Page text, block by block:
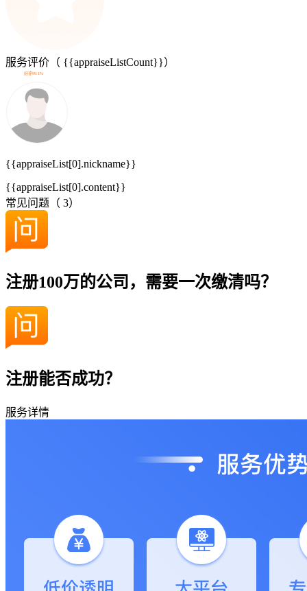
服务评价（ {{appraiseListCount}}）
好评99.1%
{{appraiseList[0].nickname}}
{{appraiseList[0].content}}
常见问题（ 3）
注册100万的公司，需要一次缴清吗？
注册能否成功？
服务详情